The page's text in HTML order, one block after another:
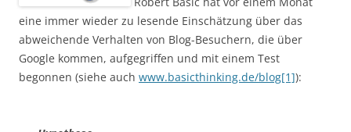
eine immer wieder zu lesende Einschätzung über das
abweichende Verhalten von Blog-Besuchern, die über
Google kommen, aufgegriffen und mit einem Test
begonnen (siehe auch www.basicthinking.de/blog[1]):